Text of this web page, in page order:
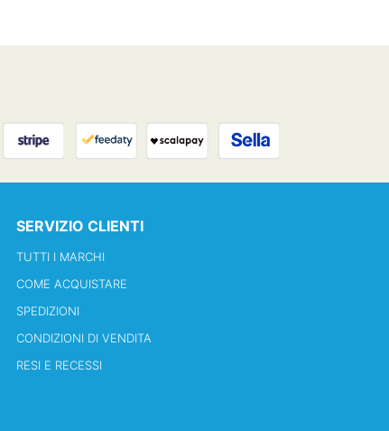
SERVIZIO CLIENTI
TUTTI I MARCHI
COME ACQUISTARE
SPEDIZIONI
CONDIZIONI DI VENDITA
RESI E RECESSI